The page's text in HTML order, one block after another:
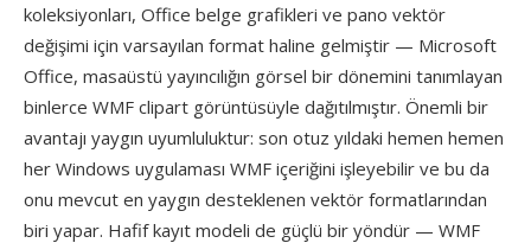
koleksiyonları, Office belge grafikleri ve pano vektör
değişimi için varsayılan format haline gelmiştir — Microsoft
Office, masaüstü yayıncılığın görsel bir dönemini tanımlayan
binlerce WMF clipart görüntüsüyle dağıtılmıştır. Önemli bir
avantajı yaygın uyumluluktur: son otuz yıldaki hemen hemen
her Windows uygulaması WMF içeriğini işleyebilir ve bu da
onu mevcut en yaygın desteklenen vektör formatlarından
biri yapar. Hafif kayıt modeli de güçlü bir yöndür — WMF